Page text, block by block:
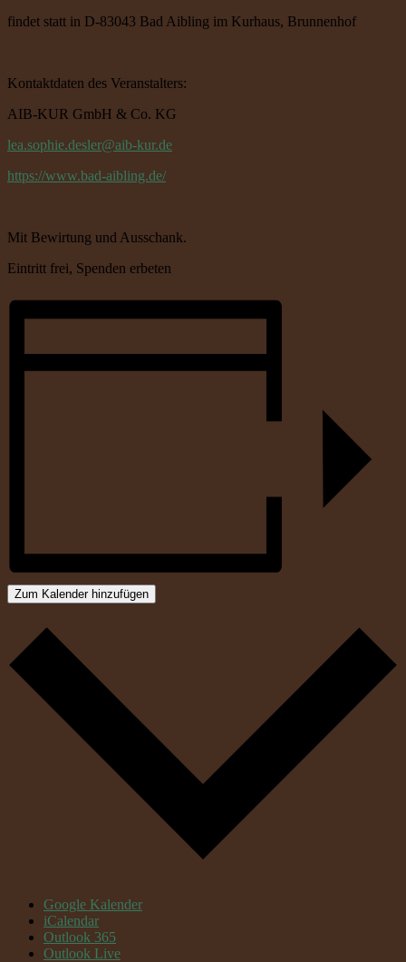
findet statt in D-83043 Bad Aibling im Kurhaus, Brunnenhof
Kontaktdaten des Veranstalters:
AIB-KUR GmbH & Co. KG
lea.sophie.desler@aib-kur.de
https://www.bad-aibling.de/
Mit Bewirtung und Ausschank.
Eintritt frei, Spenden erbeten
Zum Kalender hinzufügen
Google Kalender
iCalendar
Outlook 365
Outlook Live